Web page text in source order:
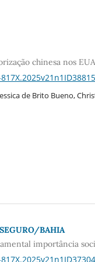
chinesa nos
de Brito Bueno,
BAHIA
importância